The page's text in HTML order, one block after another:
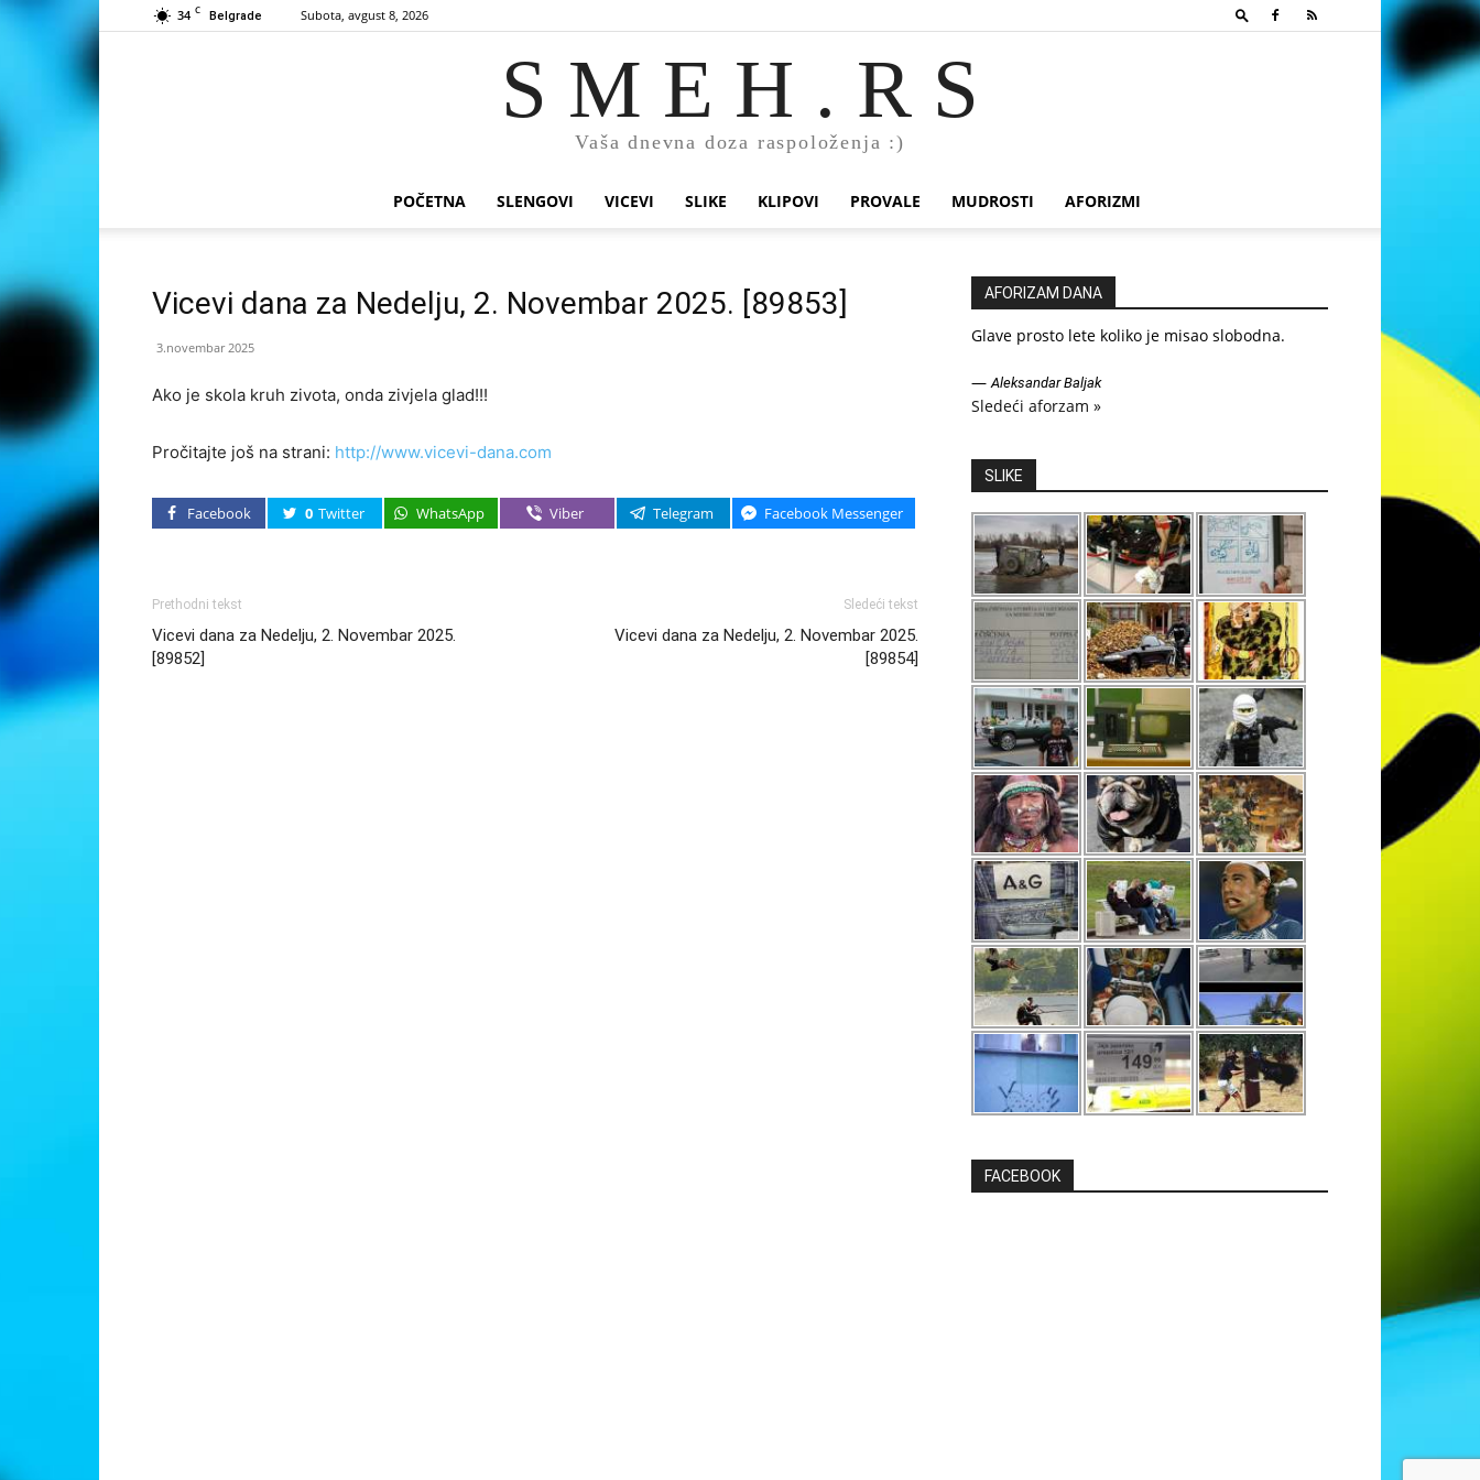
34 C Belgrade Subota, avgust 8, 2026
S M E H . R S
Vaša dnevna doza raspoloženja :)
POČETNA SLENGOVI VICEVI SLIKE KLIPOVI PROVALE MUDROSTI AFORIZMI
Vicevi dana za Nedelju, 2. Novembar 2025. [89853]
3.novembar 2025
Ako je skola kruh zivota, onda zivjela glad!!!
Pročitajte još na strani: http://www.vicevi-dana.com
Facebook 0 Twitter WhatsApp Viber Telegram Facebook Messenger
Prethodni tekst
Vicevi dana za Nedelju, 2. Novembar 2025.
[89852]
Sledeći tekst
Vicevi dana za Nedelju, 2. Novembar 2025.
[89854]
AFORIZAM DANA
Glave prosto lete koliko je misao slobodna.
—Aleksandar Baljak
Sledeći aforzam »
SLIKE
FACEBOOK